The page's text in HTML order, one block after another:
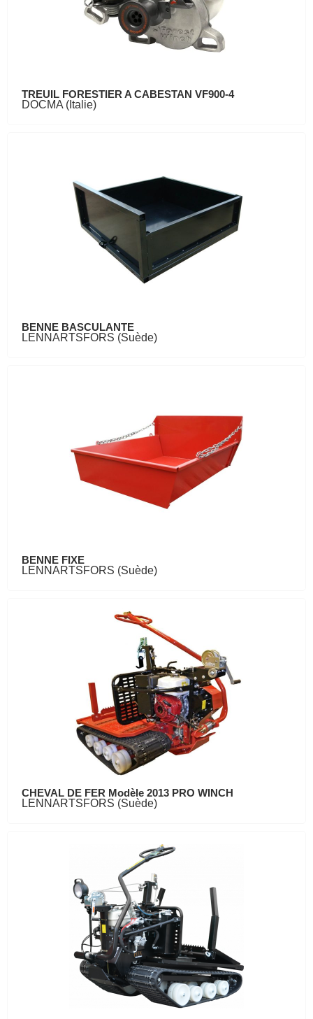
TREUIL FORESTIER A CABESTAN VF900-4
DOCMA (Italie)
BENNE BASCULANTE
LENNARTSFORS (Suède)
BENNE FIXE
LENNARTSFORS (Suède)
CHEVAL DE FER Modèle 2013 PRO WINCH
LENNARTSFORS (Suède)